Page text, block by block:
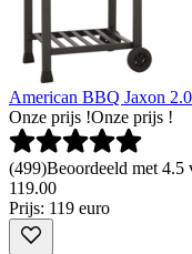
American BBQ Jaxon
Onze prijs !Onze prijs !
(499)Beoordeeld met 4.5
119.00
Prijs: 119 euro